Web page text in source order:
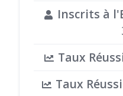
Inscrits à
Taux
Taux